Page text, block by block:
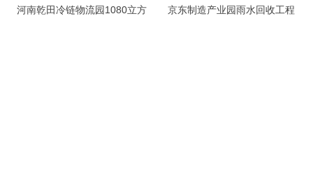
河南乾田冷链物流园1080立方 京东制造产业园雨水回收工程